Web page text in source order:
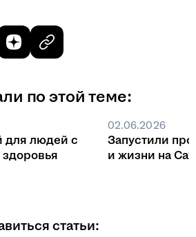
по этой теме:
для людей с
02.06.2026
Запустили
и жизни на
статьи: